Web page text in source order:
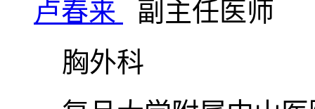
卢春来
副主任医师
胸外科